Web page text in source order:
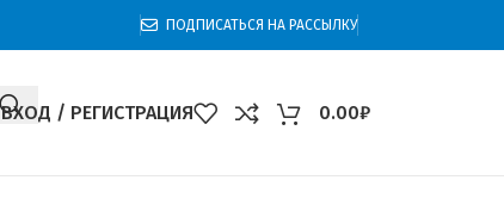
ПОДПИСАТЬСЯ НА РАССЫЛКУ
ВХОД / РЕГИСТРАЦИЯ 0.00₽